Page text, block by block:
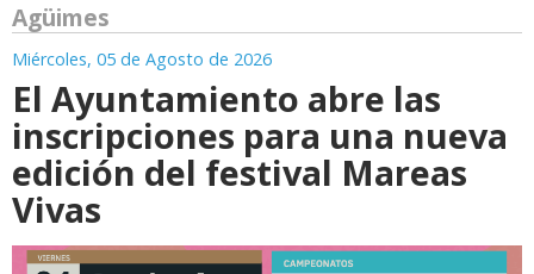
Agüimes
Miércoles, 05 de Agosto de 2026
El Ayuntamiento abre las
inscripciones para una nueva
edición del festival Mareas
Vivas